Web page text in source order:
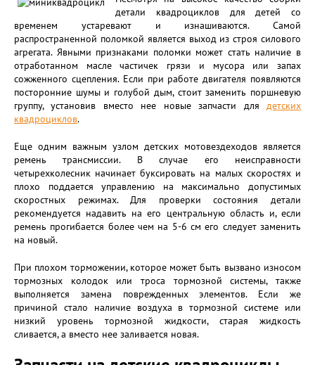
детали квадроциклов для детей со
временем устаревают и изнашиваются. Самой
распространенной поломкой является выход из строя силового
агрегата. Явными признаками поломки может стать наличие в
отработанном масле частичек грязи и мусора или запах
сожженного сцепления. Если при работе двигателя появляются
посторонние шумы и голубой дым, стоит заменить поршневую
группу, установив вместо нее новые запчасти для детских
квадроциклов.
Еще одним важным узлом детских мотовездеходов является
ремень трансмиссии. В случае его неисправности
четырехколесник начинает буксировать на малых скоростях и
плохо поддается управлению на максимально допустимых
скоростных режимах. Для проверки состояния детали
рекомендуется надавить на его центральную область и, если
ремень прогибается более чем на 5-6 см его следует заменить
на новый.
При плохом торможении, которое может быть вызвано износом
тормозных колодок или троса тормозной системы, также
выполняется замена поврежденных элементов. Если же
причиной стало наличие воздуха в тормозной системе или
низкий уровень тормозной жидкости, старая жидкость
сливается, а вместо нее заливается новая.